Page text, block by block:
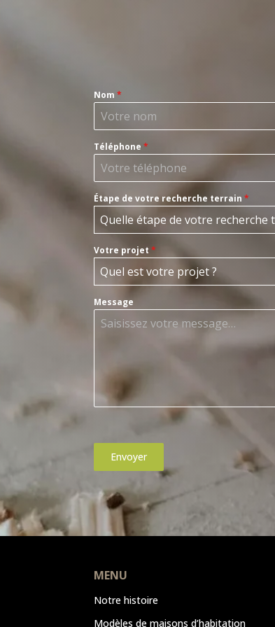
Nom*
Téléphone*
Étape de votre recherche terrain*
Quelle étape de votre recherche
Votre projet*
Quel est votre projet ?
Message
Envoyer
MENU
Notre histoire
Modèles de maisons d’habitation